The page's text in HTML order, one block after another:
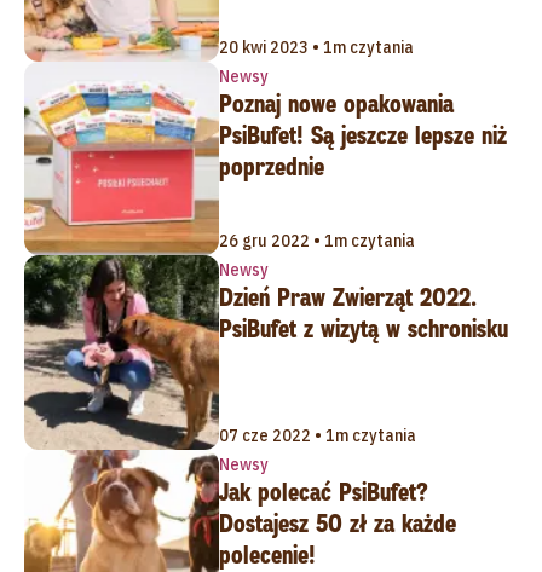
20 kwi 2023 • 1m czytania
Newsy
Poznaj nowe opakowania
PsiBufet! Są jeszcze lepsze niż
poprzednie
26 gru 2022 • 1m czytania
Newsy
Dzień Praw Zwierząt 2022.
PsiBufet z wizytą w schronisku
07 cze 2022 • 1m czytania
Newsy
Jak polecać PsiBufet?
Dostajesz 50 zł za każde
polecenie!